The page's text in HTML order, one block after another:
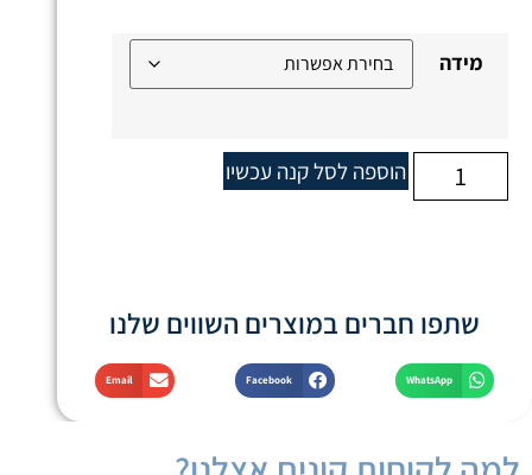
מידה
הוספה לסלקנה עכשיו
שתפו חברים במוצרים השווים שלנו
WhatsApp
Facebook
Email